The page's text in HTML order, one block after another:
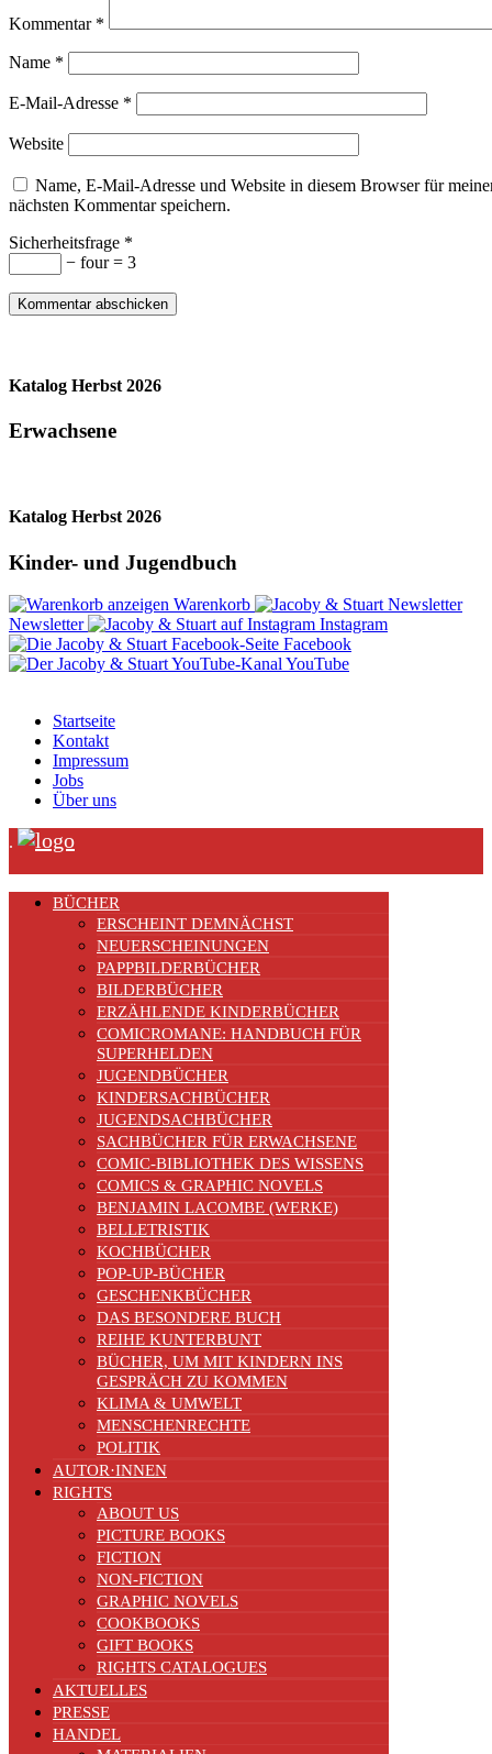
Kommentar *
Name *
E-Mail-Adresse *
Website
Name, E-Mail-Adresse und Website in diesem Browser für
nächsten Kommentar speichern.
Sicherheitsfrage *
− four = 3
Katalog Herbst 2026
Erwachsene
Katalog Herbst 2026
Kinder- und Jugendbuch
Warenkorb
Newsletter
Instagram
Facebook
YouTube
Startseite
Kontakt
Impressum
Jobs
Über uns
.
BÜCHER
ERSCHEINT DEMNÄCHST
NEUERSCHEINUNGEN
PAPPBILDERBÜCHER
BILDERBÜCHER
ERZÄHLENDE KINDERBÜCHER
COMICROMANE: HANDBUCH FÜR
SUPERHELDEN
JUGENDBÜCHER
KINDERSACHBÜCHER
JUGENDSACHBÜCHER
SACHBÜCHER FÜR ERWACHSENE
COMIC-BIBLIOTHEK DES WISSENS
COMICS & GRAPHIC NOVELS
BENJAMIN LACOMBE (WERKE)
BELLETRISTIK
KOCHBÜCHER
POP-UP-BÜCHER
GESCHENKBÜCHER
DAS BESONDERE BUCH
REIHE KUNTERBUNT
BÜCHER, UM MIT KINDERN INS
GESPRÄCH ZU KOMMEN
KLIMA & UMWELT
MENSCHENRECHTE
POLITIK
AUTOR·INNEN
RIGHTS
ABOUT US
PICTURE BOOKS
FICTION
NON-FICTION
GRAPHIC NOVELS
COOKBOOKS
GIFT BOOKS
RIGHTS CATALOGUES
AKTUELLES
PRESSE
HANDEL